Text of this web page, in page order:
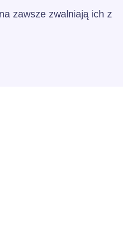
zawsze zwalniają ich z